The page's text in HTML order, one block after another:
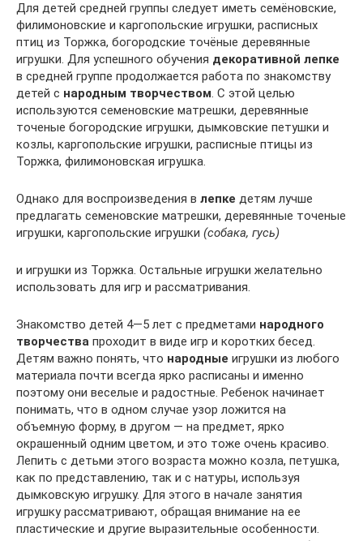
Для детей средней группы следует иметь семёновские,
филимоновские и каргопольские игрушки, расписных
птиц из Торжка, богородские точёные деревянные
игрушки. Для успешного обучения декоративной лепке
в средней группе продолжается работа по знакомству
детей с народным творчеством. С этой целью
используются семеновские матрешки, деревянные
точеные богородские игрушки, дымковские петушки и
козлы, каргопольские игрушки, расписные птицы из
Торжка, филимоновская игрушка.
Однако для воспроизведения в лепке детям лучше
предлагать семеновские матрешки, деревянные точеные
игрушки, каргопольские игрушки (собака, гусь)
и игрушки из Торжка. Остальные игрушки желательно
использовать для игр и рассматривания.
Знакомство детей 4—5 лет с предметами народного
творчества проходит в виде игр и коротких бесед.
Детям важно понять, что народные игрушки из любого
материала почти всегда ярко расписаны и именно
поэтому они веселые и радостные. Ребенок начинает
понимать, что в одном случае узор ложится на
объемную форму, в другом — на предмет, ярко
окрашенный одним цветом, и это тоже очень красиво.
Лепить с детьми этого возраста можно козла, петушка,
как по представлению, так и с натуры, используя
дымковскую игрушку. Для этого в начале занятия
игрушку рассматривают, обращая внимание на ее
пластические и другие выразительные особенности.